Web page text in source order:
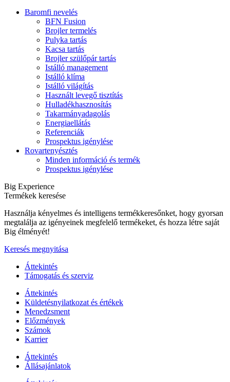
Baromfi nevelés
BFN Fusion
Brojler termelés
Pulyka tartás
Kacsa tartás
Brojler szülőpár tartás
Istálló management
Istálló klíma
Istálló világítás
Használt levegő tisztítás
Hulladékhasznosítás
Takarmányadagolás
Energiaellátás
Referenciák
Prospektus igénylése
Rovartenyésztés
Minden információ és termék
Prospektus igénylése
Big Experience
Termékek keresése
Használja kényelmes és intelligens termékkeresőnket, hogy gyorsan
megtalálja az igényeinek megfelelő termékeket, és hozza létre saját
Big élményét!
Keresés megnyitása
Áttekintés
Támogatás és szerviz
Áttekintés
Küldetésnyilatkozat és értékek
Menedzsment
Előzmények
Számok
Karrier
Áttekintés
Állásajánlatok